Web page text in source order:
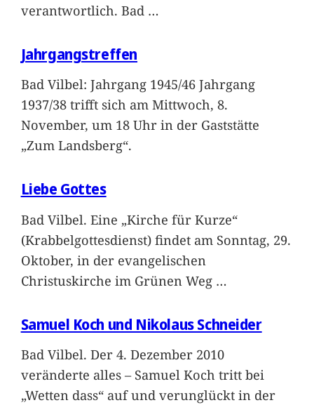
verantwortlich. Bad …
Jahrgangstreffen
Bad Vilbel: Jahrgang 1945/46 Jahrgang
1937/38 trifft sich am Mittwoch, 8.
November, um 18 Uhr in der Gaststätte
„Zum Landsberg“.
Liebe Gottes
Bad Vilbel. Eine „Kirche für Kurze“
(Krabbelgottesdienst) findet am Sonntag, 29.
Oktober, in der evangelischen
Christuskirche im Grünen Weg …
Samuel Koch und Nikolaus Schneider
Bad Vilbel. Der 4. Dezember 2010
veränderte alles – Samuel Koch tritt bei
„Wetten dass“ auf und verunglückt in der